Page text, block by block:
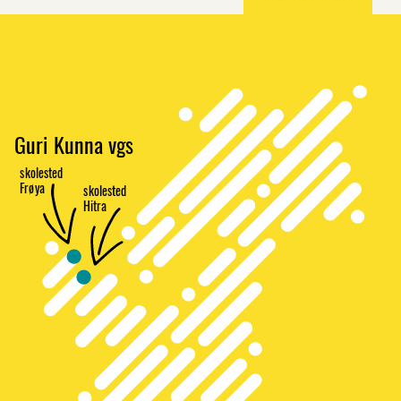
Guri Kunna vgs
skolested
Frøya skolested
Hitra